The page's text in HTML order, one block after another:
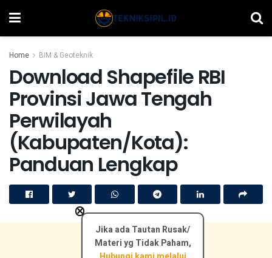
Home BIM & Geoteknik
Download Shapefile RBI
Provinsi Jawa Tengah
Perwilayah
(Kabupaten/Kota):
Panduan Lengkap
Jika ada Tautan Rusak/
Materi yg Tidak Paham,
×